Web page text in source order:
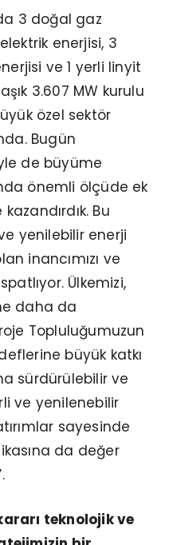
3 doğal gaz
enerjisi, 3
ve 1 yerli linyit
3.607 MW kurulu
özel sektör
Bugün
de büyüme
önemli ölçüde ek
Bu
yenilebilir enerji
inancımızı ve
Ülkemizi,
daha da
Topluluğumuzun
büyük katkı
sürdürülebilir ve
ve yenilenebilir
sayesinde
da değer
teknolojik ve